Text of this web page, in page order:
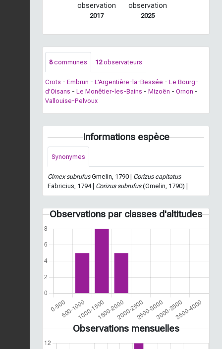
observation
2017
observation
2025
8communes 12observateurs
Crots - Embrun - L'Argentière-la-Bessée - Le Bourg-
d'Oisans - Le Monêtier-les-Bains - Mizoën - Ornon -
Vallouise-Pelvoux
Informations espèce
Synonymes
Cimex subrufusGmelin, 1790 | Corizus capitatus
Fabricius, 1794 | Corizus subrufus(Gmelin, 1790) |
Observations par classes d'altitudes
Observations mensuelles